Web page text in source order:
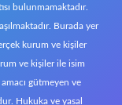
bulunmamaktadır.
Burada yer
kurum ve kişiler
ve kişiler ile isim
gütmeyen ve
Hukuka ve yasal